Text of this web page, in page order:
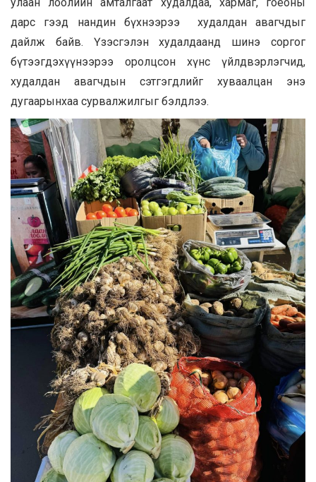
дарс гээд нандин бүхнээрээ худалдан авагчдыг
дайлж байв. Үзэсгэлэн худалдаанд шинэ соргог
бүтээгдэхүүнээрээ оролцсон хүнс үйлдвэрлэгчид,
худалдан авагчдын сэтгэгдлийг хуваалцан энэ
дугаарынхаа сурвалжилгыг бэлдлээ.